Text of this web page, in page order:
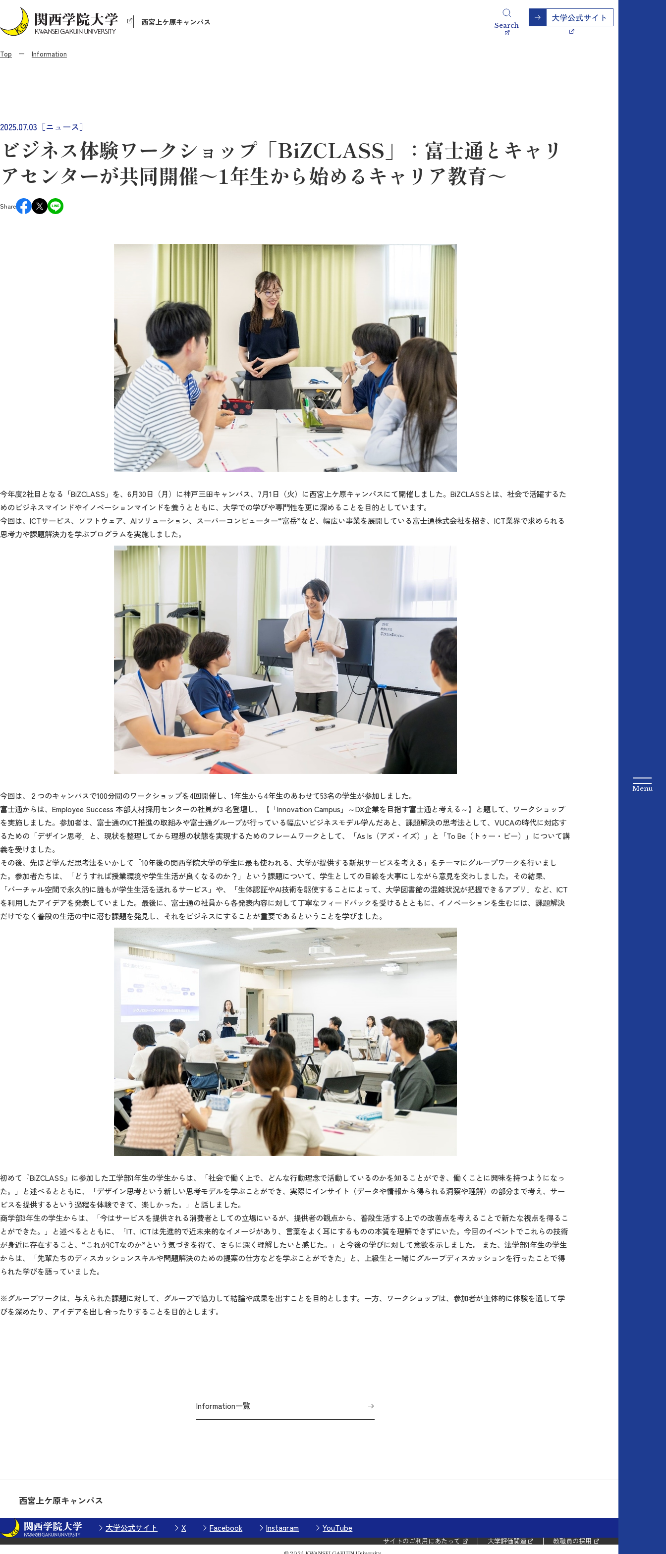
西宮上ケ原キャンパス Search
Top Information
2025.07.03［ニュース］
ビジネス体験ワークショップ「BiZCLASS」：富士通とキャリ
アセンターが共同開催～1年生から始めるキャリア教育～
Share
今年度2社目となる「BiZCLASS」を、6月30日（月）に神戸三田キャンパス、7月1日（火）に西宮上ケ原キャンパスにて開催しました。BiZCLASSとは、社会で活躍するた
めのビジネスマインドやイノベーションマインドを養うとともに、大学での学びや専門性を更に深めることを目的としています。
今回は、ICTサービス、ソフトウェア、AIソリューション、スーパーコンピューター“富岳”など、幅広い事業を展開している富士通株式会社を招き、ICT業界で求められる
思考力や課題解決力を学ぶプログラムを実施しました。
今回は、２つのキャンパスで100分間のワークショップを4回開催し、1年生から4年生のあわせて53名の学生が参加しました。
富士通からは、Employee Success 本部人材採用センターの社員が3 名登壇し、【「Innovation Campus」～DX企業を目指す富士通と考える～】と題して、ワークショップ
を実施しました。参加者は、富士通のICT推進の取組みや富士通グループが行っている幅広いビジネスモデル学んだあと、課題解決の思考法として、VUCAの時代に対応す
るための「デザイン思考」と、現状を整理してから理想の状態を実現するためのフレームワークとして、「As Is（アズ・イズ）」と「To Be（トゥー・ビー）」について講
義を受けました。
その後、先ほど学んだ思考法をいかして「10年後の関西学院大学の学生に最も使われる、大学が提供する新規サービスを考える」をテーマにグループワークを行いまし
た。参加者たちは、「どうすれば授業環境や学生生活が良くなるのか？」という課題について、学生としての目線を大事にしながら意見を交わしました。その結果、
「バーチャル空間で永久的に誰もが学生生活を送れるサービス」や、「生体認証やAI技術を駆使することによって、大学図書館の混雑状況が把握できるアプリ」など、ICT
を利用したアイデアを発表していました。最後に、富士通の社員から各発表内容に対して丁寧なフィードバックを受けるとともに、イノベーションを生むには、課題解決
だけでなく普段の生活の中に潜む課題を発見し、それをビジネスにすることが重要であるということを学びました。
初めて『BiZCLASS』に参加した工学部1年生の学生からは、「社会で働く上で、どんな行動理念で活動しているのかを知ることができ、働くことに興味を持つようになっ
た。」と述べるとともに、「デザイン思考という新しい思考モデルを学ぶことができ、実際にインサイト（データや情報から得られる洞察や理解）の部分まで考え、サー
ビスを提供するという過程を体験できて、楽しかった。」と話しました。
商学部3年生の学生からは、「今はサービスを提供される消費者としての立場にいるが、提供者の観点から、普段生活する上での改善点を考えることで新たな視点を得るこ
とができた。」と述べるとともに、「IT、ICTは先進的で近未来的なイメージがあり、言葉をよく耳にするものの本質を理解できずにいた。今回のイベントでこれらの技術
が身近に存在すること、“これがICTなのか”という気づきを得て、さらに深く理解したいと感じた。」と今後の学びに対して意欲を示しました。 また、法学部1年生の学生
からは、「先輩たちのディスカッションスキルや問題解決のための提案の仕方などを学ぶことができた」と、上級生と一緒にグループディスカッションを行ったことで得
られた学びを語っていました。
※グループワークは、与えられた課題に対して、グループで協力して結論や成果を出すことを目的とします。一方、ワークショップは、参加者が主体的に体験を通して学
びを深めたり、アイデアを出し合ったりすることを目的とします。
Information一覧
西宮上ケ原キャンパス
大学公式サイト X Facebook Instagram YouTube
サイトのご利用にあたって 大学評価関連 教職員の採用